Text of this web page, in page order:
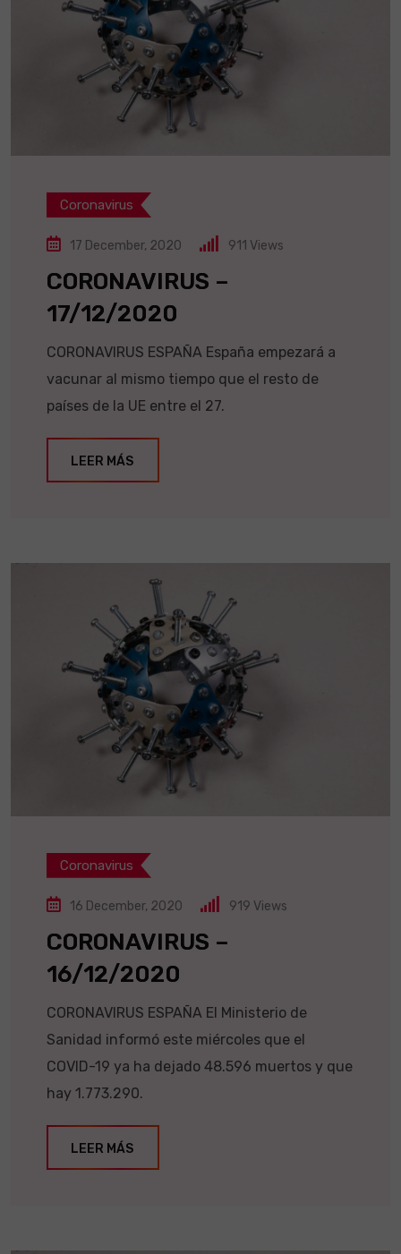
Coronavirus
17 December, 2020 911 Views
CORONAVIRUS –
17/12/2020
CORONAVIRUS ESPAÑA España empezará a
vacunar al mismo tiempo que el resto de
países de la UE entre el 27.
LEER MÁS
Coronavirus
16 December, 2020 919 Views
CORONAVIRUS –
16/12/2020
CORONAVIRUS ESPAÑA El Ministerio de
Sanidad informó este miércoles que el
COVID-19 ya ha dejado 48.596 muertos y que
hay 1.773.290.
LEER MÁS